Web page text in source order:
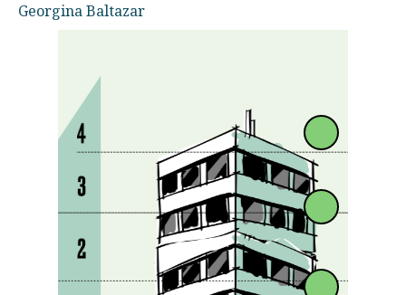
Georgina Baltazar